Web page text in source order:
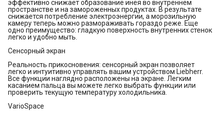
эффективно снижает образование инея во внутреннем
пространстве и на замороженных продуктах. В результате
снижается потребление электроэнергии, а морозильную
камеру теперь можно размораживать гораздо реже. Еще
одно преимущество: гладкую поверхность внутренних стенок
легко и удобно мыть.
Сенсорный экран
Реальность прикосновения: сенсорный экран позволяет
легко и интуитивно управлять вашим устройством Liebherr.
Все функции наглядно расположены на экране. Легким
касанием пальца вы можете легко выбрать функции или
проверить текущую температуру холодильника.
VarioSpace